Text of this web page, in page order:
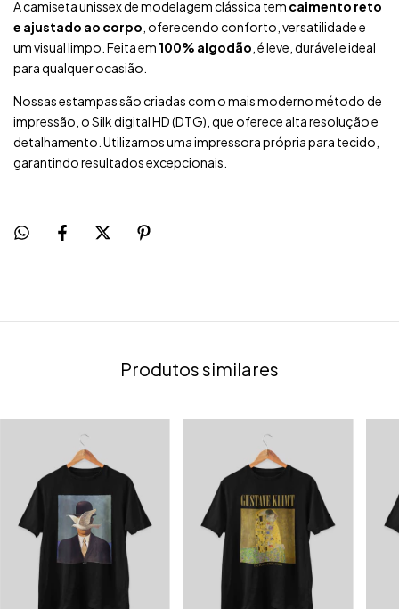
A camiseta unissex de modelagem clássica tem caimento reto
e ajustado ao corpo , oferecendo conforto, versatilidade e
um visual limpo. Feita em 100% algodão , é leve, durável e ideal
para qualquer ocasião.
Nossas estampas são criadas com o mais moderno método de
impressão, o Silk digital HD (DTG), que oferece alta resolução e
detalhamento. Utilizamos uma impressora própria para tecido,
garantindo resultados excepcionais.
Produtos similares